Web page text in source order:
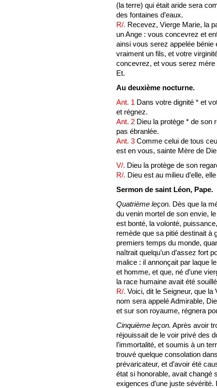
(la terre) qui était aride sera
des fontaines d’eaux.
R/. Recevez, Vierge Marie, la
un Ange : vous concevrez et
ainsi vous serez appelée
vraiment un fils, et votre
concevrez, et vous serez
Et.
Au deuxième nocturne.
Ant. 1 Dans votre dignité * et
et régnez.
Ant. 2 Dieu la protège * de son
pas ébranlée.
Ant. 3 Comme celui de tous
est en vous, sainte Mère de
V/. Dieu la protège de son
R/. Dieu est au milieu d’elle,
Sermon de saint Léon, Pape.
Quatrième leçon. Dès que la
du venin mortel de son envie,
est bonté, la volonté,
remède que sa pitié destinait à
premiers temps du monde,
naîtrait quelqu’un d’assez fort
malice : il annonçait par laque
et homme, et que, né d’une
la race humaine avait été
R/. Voici, dit le Seigneur, que
nom sera appelé Admirable,
et sur son royaume, régnera
Cinquième leçon. Après avoir
réjouissait de le voir privé des
l’immortalité, et soumis à un
trouvé quelque consolation
prévaricateur, et d’avoir été
état si honorable, avait changé
exigences d’une juste